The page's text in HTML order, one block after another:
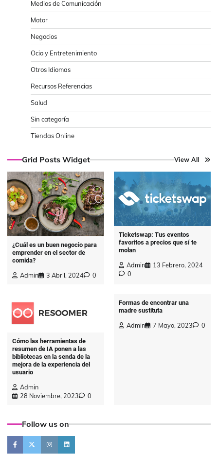
Medios de Comunicación
Motor
Negocios
Ocio y Entretenimiento
Otros Idiomas
Recursos Referencias
Salud
Sin categoría
Tiendas Online
Grid Posts Widget View All
¿Cuál es un buen negocio para
emprender en el sector de
comida?
Admin 3 Abril, 2024 0
Ticketswap: Tus eventos
favoritos a precios que sí te
molan
Admin
13 Febrero, 2024
0
Cómo las herramientas de
resumen de IA ponen a las
bibliotecas en la senda de la
mejora de la experiencia del
usuario
Admin
28 Noviembre, 2023
0
Formas de encontrar una
madre sustituta
Admin 7 Mayo, 2023 0
Follow us on